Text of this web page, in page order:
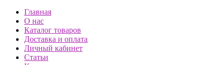
Главная
О нас
Каталог товаров
Доставка и оплата
Личный кабинет
Статьи